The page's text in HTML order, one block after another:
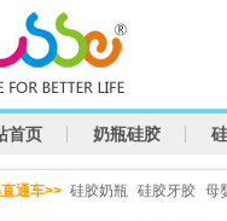
首页 奶瓶硅胶
通车>> 硅胶奶瓶 硅胶牙胶 母